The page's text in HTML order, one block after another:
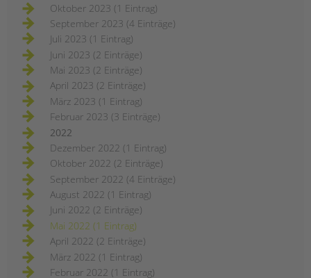
Oktober 2023 (1 Eintrag)
September 2023 (4 Einträge)
Juli 2023 (1 Eintrag)
Juni 2023 (2 Einträge)
Mai 2023 (2 Einträge)
April 2023 (2 Einträge)
März 2023 (1 Eintrag)
Februar 2023 (3 Einträge)
2022
Dezember 2022 (1 Eintrag)
Oktober 2022 (2 Einträge)
September 2022 (4 Einträge)
August 2022 (1 Eintrag)
Juni 2022 (2 Einträge)
Mai 2022 (1 Eintrag)
April 2022 (2 Einträge)
März 2022 (1 Eintrag)
Februar 2022 (1 Eintrag)